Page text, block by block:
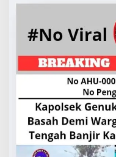
k
K
m
p
o
l
R
i
m
a